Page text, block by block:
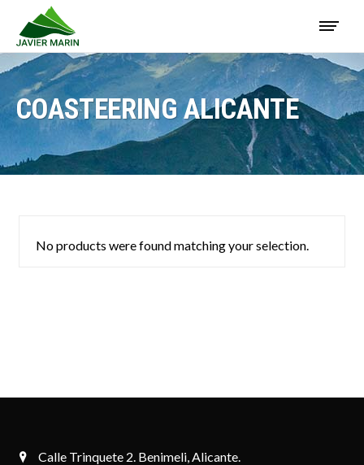
COASTEERING ALICANTE
No products were found matching your selection.
Calle Trinquete 2. Benimeli, Alicante.